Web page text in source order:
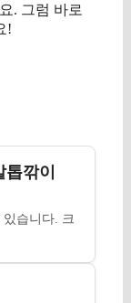
. 그럼 바로
!
깎이
습니다. 크